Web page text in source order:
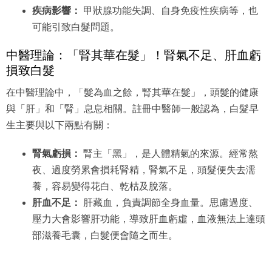
疾病影響：
甲狀腺功能失調、自身免疫性疾病等，也
可能引致白髮問題。
中醫理論：「腎其華在髮」！腎氣不足、肝血虧
損致白髮
在中醫理論中，「髮為血之餘，腎其華在髮」，頭髮的健康
與「肝」和「腎」息息相關。註冊中醫師一般認為，白髮早
生主要與以下兩點有關：
腎氣虧損： 腎主「黑」，是人體精氣的來源。經常熬
夜、過度勞累會損耗腎精，腎氣不足，頭髮便失去濡
養，容易變得花白、乾枯及脫落。
肝血不足：
肝藏血，負責調節全身血量。思慮過度、
壓力大會影響肝功能，導致肝血虧虛，血液無法上達頭
部滋養毛囊，白髮便會隨之而生。